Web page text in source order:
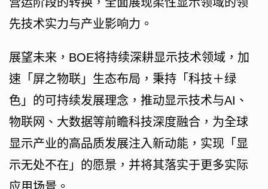
营运阶段的转换，全面展现柔性显示领域的领
先技术实力与产业影响力。
展望未来，BOE将持续深耕显示技术领域，加
速「屏之物联」生态布局，秉持「科技＋绿
色」的可持续发展理念，推动显示技术与AI、
物联网、大数据等前瞻科技深度融合，为全球
显示产业的高品质发展注入新动能，实现「显
示无处不在」的愿景，并将其落实于更多实际